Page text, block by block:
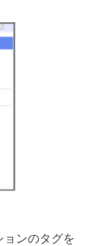
ョンのタグを